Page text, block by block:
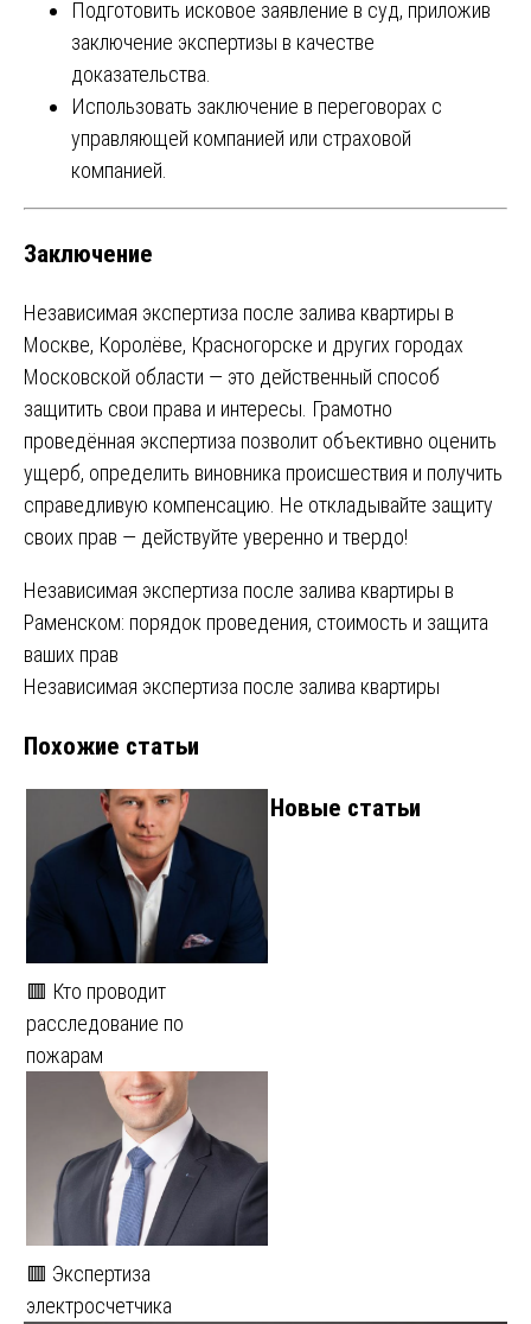
Подготовить исковое заявление в суд, приложив
заключение экспертизы в качестве
доказательства.
Использовать заключение в переговорах с
управляющей компанией или страховой
компанией.
Заключение
Независимая экспертиза после залива квартиры в
Москве, Королёве, Красногорске и других городах
Московской области — это действенный способ
защитить свои права и интересы. Грамотно
проведённая экспертиза позволит объективно оценить
ущерб, определить виновника происшествия и получить
справедливую компенсацию. Не откладывайте защиту
своих прав — действуйте уверенно и твердо!
Навигация
по
записям
Независимая экспертиза после залива квартиры в
Раменском: порядок проведения, стоимость и защита
ваших прав
Независимая экспертиза после залива квартиры
Похожие статьи
🟥 Кто проводит
расследование по
пожарам
🟥 Экспертиза
электросчетчика
Новые статьи